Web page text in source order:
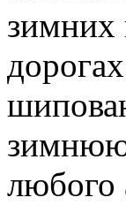
зимних
зимнюю
любого